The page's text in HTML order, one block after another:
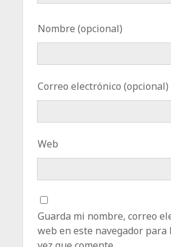
Nombre (opcional)
Correo electrónico (opcional)
Web
Guarda mi nombre, correo
web en este navegador para